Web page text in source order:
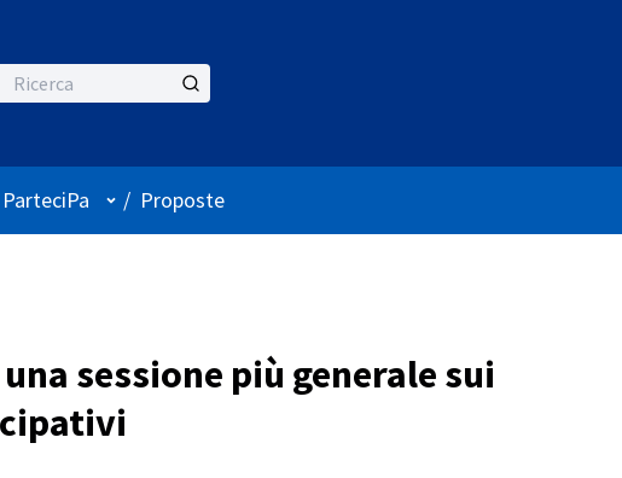
Menù utente
/ Proposte
sessione più generale sui